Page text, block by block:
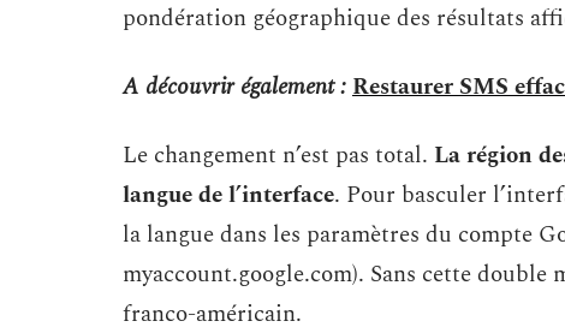
pondération géographique des résultats
A découvrir également :Restaurer SMS
Le changement n’est pas total. La région
langue de l’interface. Pour basculer
la langue dans les paramètres du compte
myaccount.google.com). Sans cette
franco-américain.